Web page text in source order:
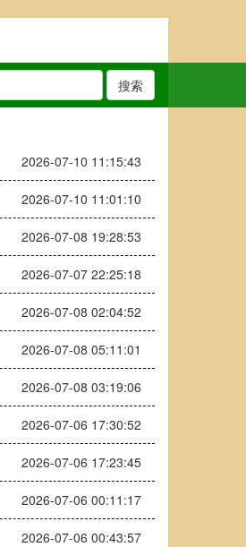
搜索
2026-07-10 11:15:43
2026-07-10 11:01:10
2026-07-08 19:28:53
2026-07-07 22:25:18
2026-07-08 02:04:52
2026-07-08 05:11:01
2026-07-08 03:19:06
2026-07-06 17:30:52
2026-07-06 17:23:45
2026-07-06 00:11:17
2026-07-06 00:43:57